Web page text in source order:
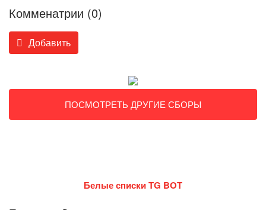
Комменатрии (0)
Добавить
ПОСМОТРЕТЬ ДРУГИЕ СБОРЫ
Белые списки TG BOT